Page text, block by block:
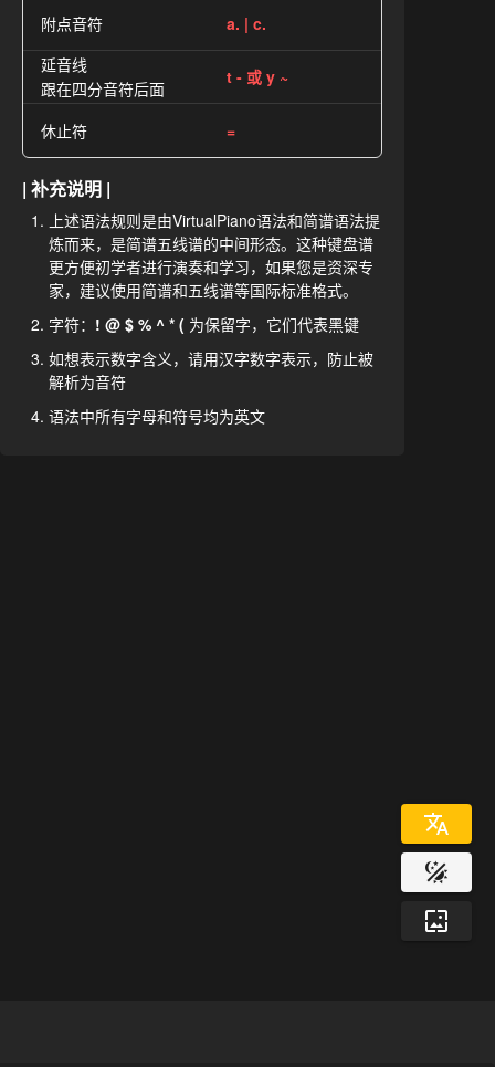
附点音符
a. | c.
延音线
跟在四分音符后面
t - 或 y ~
休止符 =
| 补充说明 |
上述语法规则是由VirtualPiano语法和简谱语法提
炼而来，是简谱五线谱的中间形态。这种键盘谱
更方便初学者进行演奏和学习，如果您是资深专
家，建议使用简谱和五线谱等国际标准格式。
字符： ! @ $ % ^ * ( 为保留字，它们代表黑键
如想表示数字含义，请用汉字数字表示，防止被
解析为音符
语法中所有字母和符号均为英文